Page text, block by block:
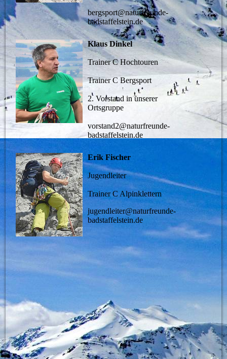
bergsport@naturfreunde-
badstaffelstein.de
Klaus Dinkel
Trainer C Hochtouren
Trainer C Bergsport
2. Vorstand in unserer
Ortsgruppe
vorstand2@naturfreunde-
badstaffelstein.de
Erik Fischer
Jugendleiter
Trainer C Alpinklettern
jugendleiter@naturfreunde-
badstaffelstein.de